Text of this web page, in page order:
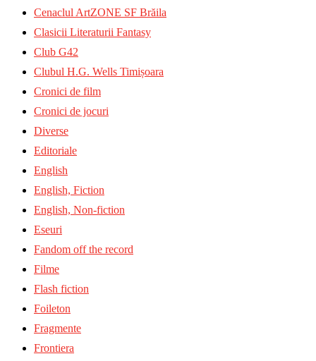
Cenaclul ArtZONE SF Brăila
Clasicii Literaturii Fantasy
Club G42
Clubul H.G. Wells Timișoara
Cronici de film
Cronici de jocuri
Diverse
Editoriale
English
English, Fiction
English, Non-fiction
Eseuri
Fandom off the record
Filme
Flash fiction
Foileton
Fragmente
Frontiera